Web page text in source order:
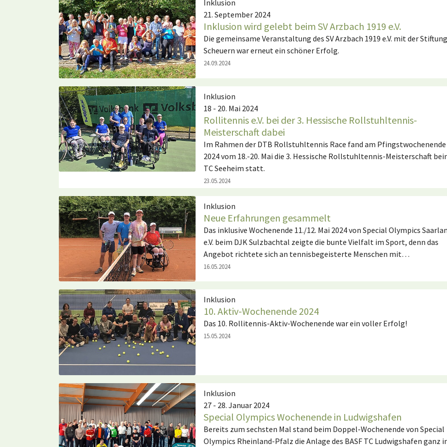
Inklusion
21. September 2024
Inklusion wird gelebt beim SV Arzbach 1919 e.V.
Die gemeinsame Veranstaltung des SV Arzbach 1919 e.V. mit der
Scheuern war erneut ein schöner Erfolg.
24.09.2024
Inklusion
18 - 20. Mai 2024
Rollitennis e.V. bei der 3. Hessische Rollstuhltennis-
Meisterschaft dabei
Im Rahmen der DTB Rollstuhltennis Race fand am Pfingstwochenende
2024 vom 18.-20. Mai die 3. Hessische Rollstuhltennis-Meisterschaft
TC Seeheim statt.
23.05.2024
Inklusion
Neue Erfahrungen gesammelt
Das inklusive Wochenende 11./12. Mai 2024 von Special Olympics
e.V. beim DJK Sulzbachtal zeigte die bunte Vielfalt im Sport, denn das
Angebot richtete sich an tennisbegeisterte Menschen mit…
16.05.2024
Inklusion
10. Aktiv-Wochenende 2024
Das 10. Rollitennis-Aktiv-Wochenende war ein voller Erfolg!
15.05.2024
Inklusion
27 - 28. Januar 2024
Special Olympics Wochenende in Ludwigshafen
Bereits zum sechsten Mal stand beim Doppel-Wochenende von Special
Olympics Rheinland-Pfalz die Anlage des BASF TC Ludwigshafen ganz